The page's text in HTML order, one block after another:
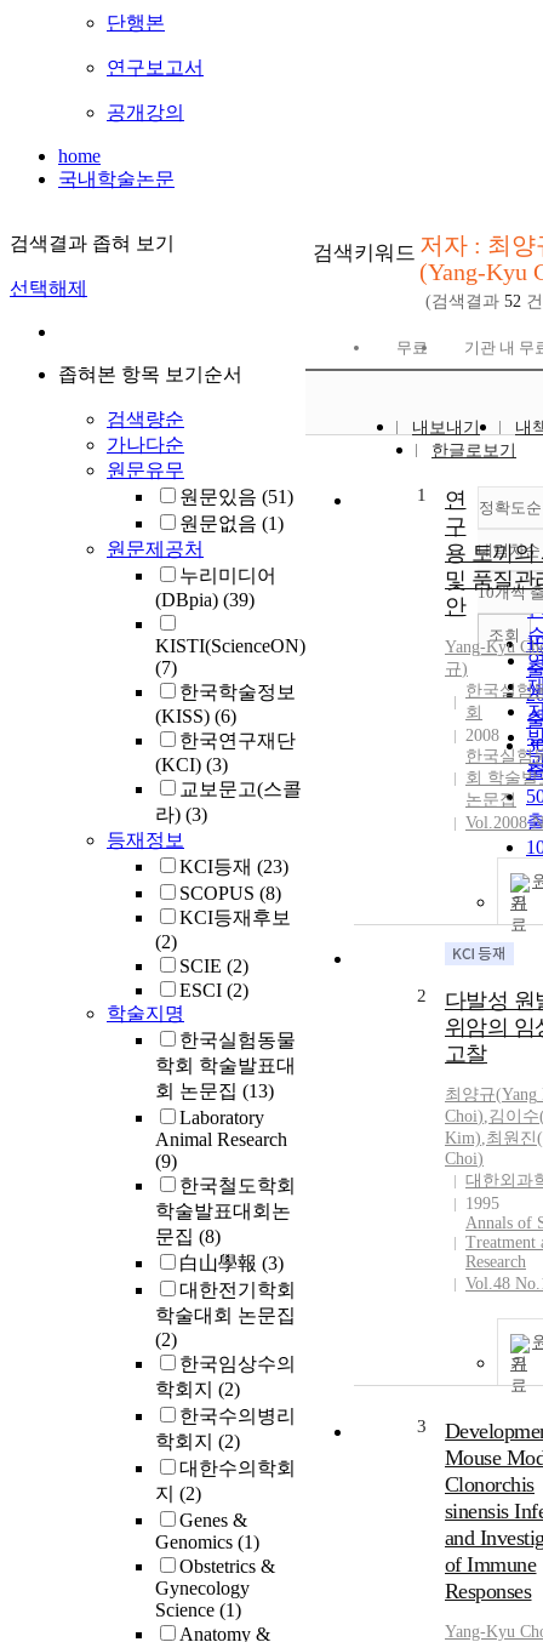
단행본
연구보고서
공개강의
home
국내학술논문
검색결과 좁혀 보기
선택해제
좁혀본 항목 보기순서
검색량순
가나다순
원문유무
원문있음 (51)
원문없음 (1)
원문제공처
누리미디어
(DBpia) (39)
KISTI(ScienceON)
(7)
한국학술정보
(KISS) (6)
한국연구재단
(KCI) (3)
교보문고(스콜
라) (3)
등재정보
KCI등재 (23)
SCOPUS (8)
KCI등재후보
(2)
SCIE (2)
ESCI (2)
학술지명
한국실험동물
학회 학술발표대
회 논문집 (13)
Laboratory
Animal Research
(9)
한국철도학회
학술발표대회논
문집 (8)
白山學報 (3)
대한전기학회
학술대회 논문집
(2)
한국임상수의
학회지 (2)
한국수의병리
학회지 (2)
대한수의학회
지 (2)
Genes &
Genomics (1)
Obstetrics &
Gynecology
Science (1)
Anatomy &
검색키워드 저자 : 최양
(Yang-Kyu
(검색결과 52
무료 기관 내 무
내보내기
내
한글로보기
정확도순
내림차순
10개씩
조회
1
연
구
용 토끼의
및 품질관
안
Yang-Kyu
규)
한국실험
회
2008
한국실험
회 학술발
논문집
Vol.2008
기
2
다발성 원
위암의 임
고찰
최양규(Yang
Choi),김이수
Kim),최원진
Choi)
대한외과
1995
Annals of
Treatment
Research
Vol.48
기
3
Mouse
Clonorchis
sinensis
and
of Immune
Responses
Yang-Kyu